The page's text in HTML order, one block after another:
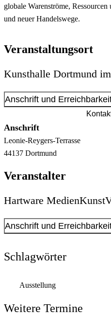
globale Warenströme,
und neuer Handelswege.
Veranstaltungsort
Kunsthalle Dortmund
Anschrift und
Anschrift
Leonie-Reygers-Terrasse
44137 Dortmund
Veranstalter
Hartware
Anschrift und
Anschrift
Schlagwörter
Ausstellung
Weitere Termine